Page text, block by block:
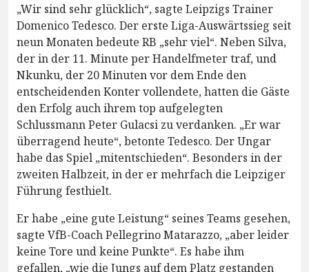
„Wir sind sehr glücklich“, sagte Leipzigs Trainer
Domenico Tedesco. Der erste Liga-Auswärtssieg seit
neun Monaten bedeute RB „sehr viel“. Neben Silva,
der in der 11. Minute per Handelfmeter traf, und
Nkunku, der 20 Minuten vor dem Ende den
entscheidenden Konter vollendete, hatten die Gäste
den Erfolg auch ihrem top aufgelegten
Schlussmann Peter Gulacsi zu verdanken. „Er war
überragend heute“, betonte Tedesco. Der Ungar
habe das Spiel „mitentschieden“. Besonders in der
zweiten Halbzeit, in der er mehrfach die Leipziger
Führung festhielt.
Er habe „eine gute Leistung“ seines Teams gesehen,
sagte VfB-Coach Pellegrino Matarazzo, „aber leider
keine Tore und keine Punkte“. Es habe ihm
gefallen, „wie die Jungs auf dem Platz gestanden